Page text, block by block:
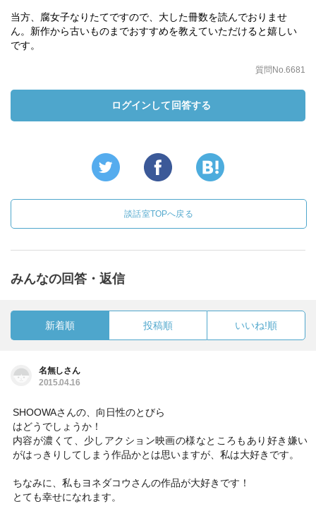
当方、腐女子なりたてですので、大した冊数を読んでおりませ
ん。新作から古いものまでおすすめを教えていただけると嬉しい
です。
質問No.6681
ログインして回答する
談話室TOPへ戻る
みんなの回答・返信
新着順 投稿順 いいね!順
名無しさん
2015.04.16
SHOOWAさんの、向日性のとびら
はどうでしょうか！
内容が濃くて、少しアクション映画の様なところもあり好き嫌い
がはっきりしてしまう作品かとは思いますが、私は大好きです。
ちなみに、私もヨネダコウさんの作品が大好きです！
とても幸せになれます。